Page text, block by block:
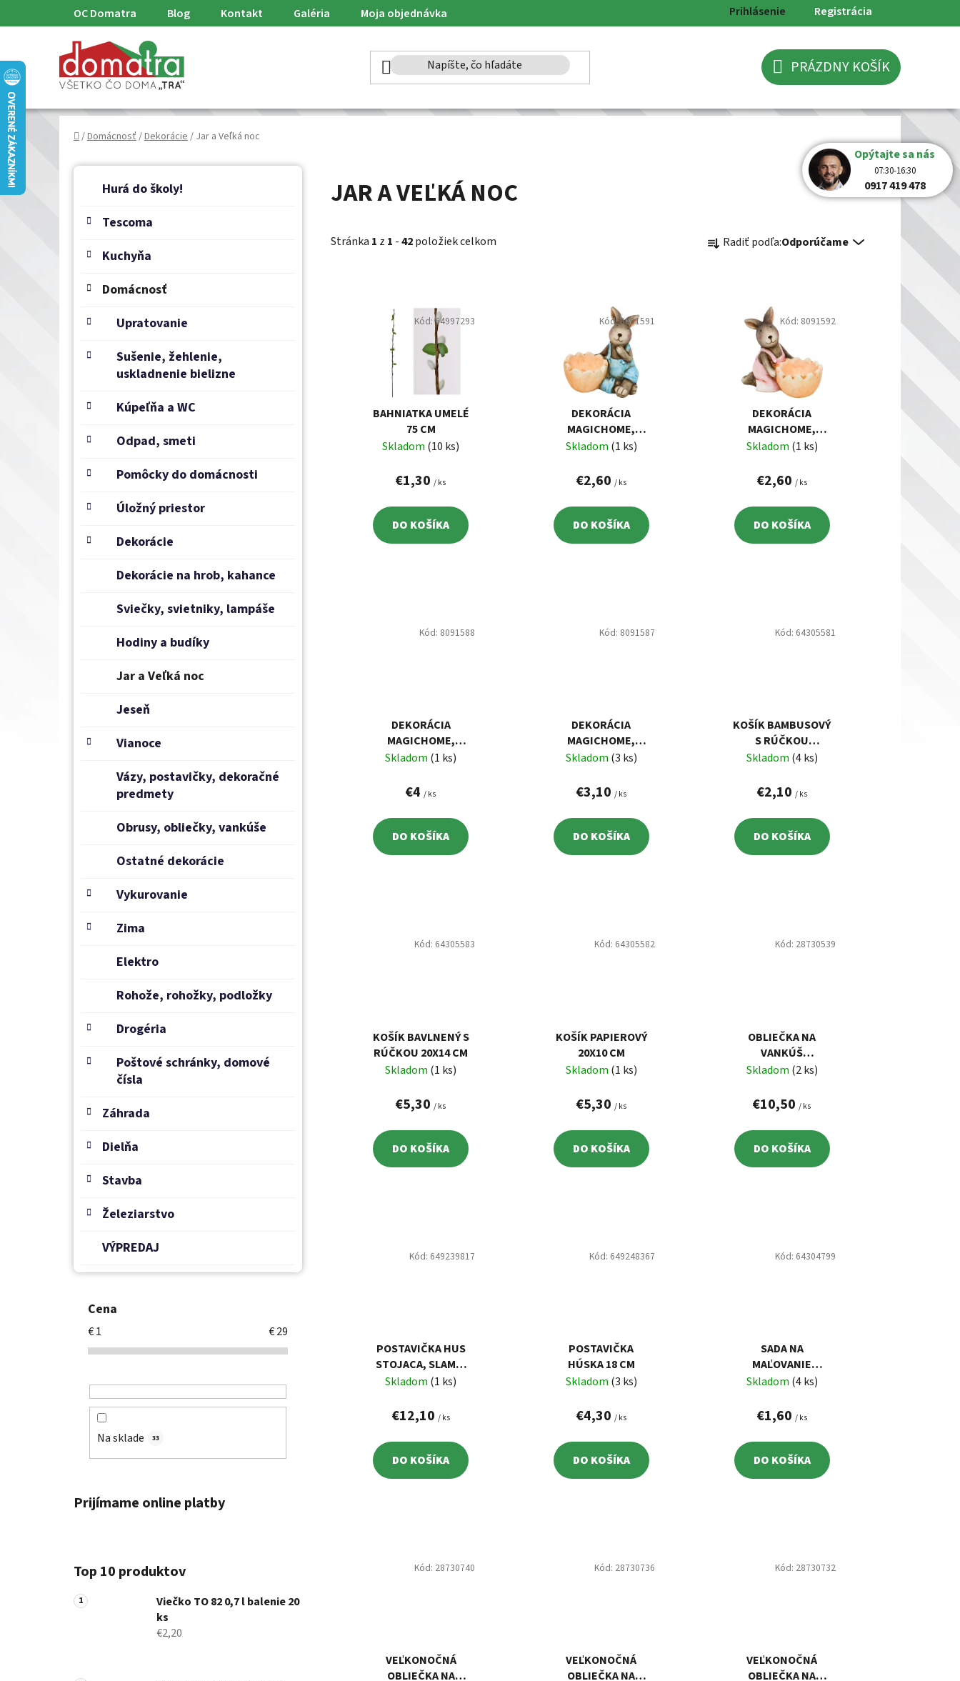
na
OC Domatra Blog Kontakt Galéria Moja objednávka Prihlásenie Registrácia
NÁKUPNÝ
KOŠÍK
PRÁZDNY KOŠÍK
Domov
/Domácnosť/Dekorácie/ Jar a Veľká noc
B
Preskočiť
kategórie
K
Hurá do školy!
Tescoma
Kuchyňa
Domácnosť
Upratovanie
Sušenie, žehlenie,
uskladnenie bielizne
Kúpeľňa a WC
Odpad, smeti
Pomôcky do domácnosti
Úložný priestor
Dekorácie
Dekorácie na hrob, kahance
Sviečky, svietniky, lampáše
Hodiny a budíky
Jar a Veľká noc
Jeseň
Vianoce
Vázy, postavičky, dekoračné
predmety
Obrusy, obliečky, vankúše
Ostatné dekorácie
Vykurovanie
Zima
Elektro
Rohože, rohožky, podložky
Drogéria
Poštové schránky, domové
čísla
Záhrada
Dielňa
Stavba
Železiarstvo
VÝPREDAJ
Cena
€1 €29
Na sklade 33
Prijímame online platby
Top 10 produktov
Viečko TO 82 0,7 l balenie 20
ks
€2,20
JAR A VEĽKÁ NOC
Stránka 1 z 1 -42položiek celkom a Radiť podľa:Odporúčame
BAHNIATKA UMELÉ
75 CM
Skladom (10 ks)
€1,30/ ks
DO KOŠÍKA
Kód:64997293
DEKORÁCIA
MAGICHOME,
ZAJAČIK MODRÝ,
12X7X10,5 CM
Skladom (1 ks)
€2,60 / ks
DO KOŠÍKA
Kód:8091591
DEKORÁCIA
MAGICHOME,
ZAJAČIK RUŽOVÝ,
12X7X10,5 CM
Skladom (1 ks)
€2,60 / ks
DO KOŠÍKA
Kód: 8091592
DEKORÁCIA
MAGICHOME,
ZAJAČIK S DLHÝMI
PORCELÁN,
10,1X6,5X13,1 CM
Skladom (1 ks)
€4/ ks
DO KOŠÍKA
Kód: 8091588
DEKORÁCIA
MAGICHOME,
ZAJAČIK, BIELY,
10,4X7,3X7,1 CM
Skladom (3 ks)
€3,10 / ks
DO KOŠÍKA
Kód: 8091587
KOŠÍK BAMBUSOVÝ
S RÚČKOU
34/14X14X10 CM
Skladom (4 ks)
€2,10 / ks
DO KOŠÍKA
Kód: 64305581
KOŠÍK BAVLNENÝ S
RÚČKOU 20X14 CM
Skladom (1 ks)
€5,30/ ks
DO KOŠÍKA
Kód: 64305583
KOŠÍK PAPIEROVÝ
20X10 CM
Skladom (1 ks)
€5,30 / ks
DO KOŠÍKA
Kód: 64305582
OBLIEČKA NA
VANKÚŠ
VEĽKONOČNÝ
ŠÁLKOU 42X42 CM
Skladom (2 ks)
€10,50/ ks
DO KOŠÍKA
Kód: 28730539
POSTAVIČKA HUS
STOJACA, SLAMA,
31 CM
Skladom (1 ks)
€12,10 / ks
DO KOŠÍKA
Kód: 649239817
POSTAVIČKA
HÚSKA 18 CM
Skladom (3 ks)
€4,30 / ks
DO KOŠÍKA
Kód: 649248367
SADA NA
MAĽOVANIE
VAJÍČOK
Skladom (4 ks)
€1,60 / ks
DO KOŠÍKA
Kód: 64304799
VEĽKONOČNÁ
OBLIEČKA NA
Kód: 28730740
VEĽKONOČNÁ
OBLIEČKA NA
Kód: 28730736
VEĽKONOČNÁ
OBLIEČKA NA
Kód: 28730732
Opýtajte sa nás
07:30-16:30
0917 419 478